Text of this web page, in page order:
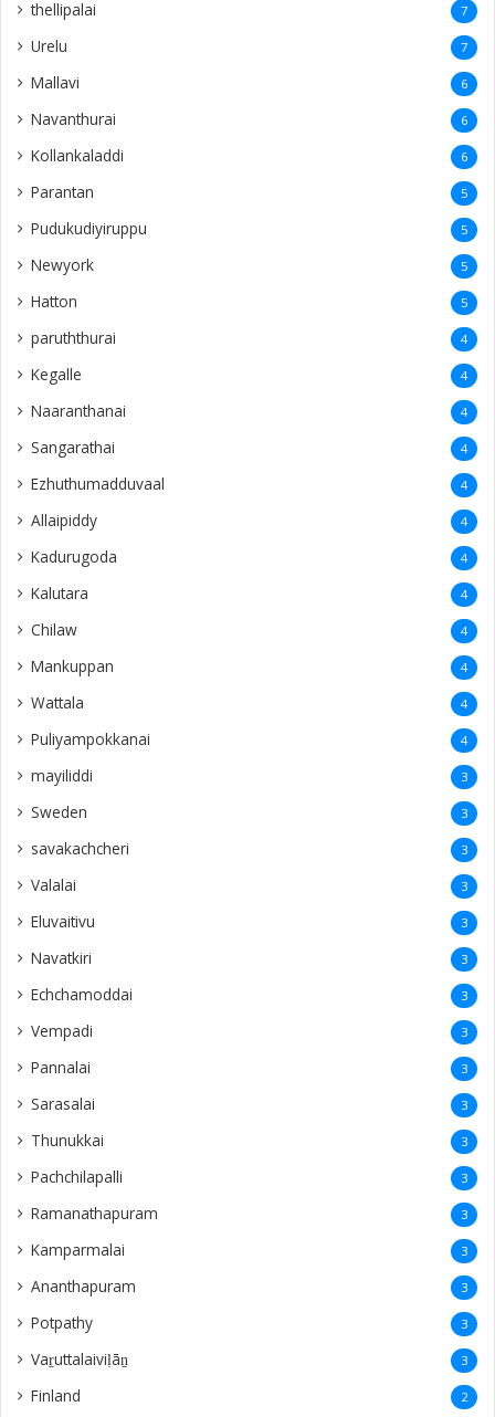
thellipalai 7
Urelu 7
Mallavi 6
Navanthurai 6
Kollankaladdi 6
Parantan 5
Pudukudiyiruppu 5
Newyork 5
Hatton 5
paruththurai 4
Kegalle 4
Naaranthanai 4
Sangarathai 4
Ezhuthumadduvaal 4
Allaipiddy 4
Kadurugoda 4
Kalutara 4
Chilaw 4
Mankuppan 4
Wattala 4
Puliyampokkanai 4
mayiliddi 3
Sweden 3
savakachcheri 3
Valalai 3
Eluvaitivu 3
Navatkiri 3
Echchamoddai 3
Vempadi 3
Pannalai 3
Sarasalai 3
Thunukkai 3
Pachchilapalli 3
Ramanathapuram 3
Kamparmalai 3
Ananthapuram 3
‎Potpathy 3
Vaṟuttalaiviḷāṉ 3
Finland 2